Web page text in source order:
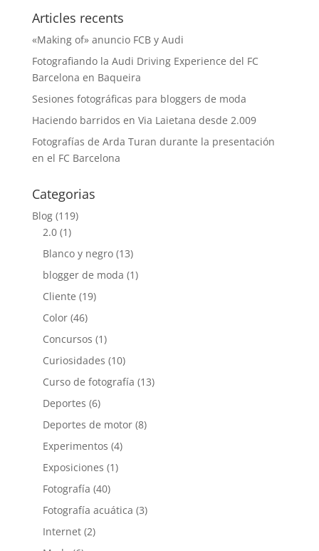
Articles recents
«Making of» anuncio FCB y Audi
Fotografiando la Audi Driving Experience del FC
Barcelona en Baqueira
Sesiones fotográficas para bloggers de moda
Haciendo barridos en Via Laietana desde 2.009
Fotografías de Arda Turan durante la presentación
en el FC Barcelona
Categorias
Blog(119)
2.0(1)
Blanco y negro(13)
blogger de moda (1)
Cliente (19)
Color(46)
Concursos (1)
Curiosidades (10)
Curso de fotografía (13)
Deportes (6)
Deportes de motor(8)
Experimentos (4)
Exposiciones (1)
Fotografía (40)
Fotografía acuática (3)
Internet(2)